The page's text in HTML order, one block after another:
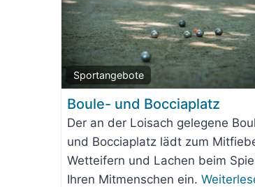
Sportangebote
Boule- und Bocciaplatz
Der an der Loisach gelegene
und Bocciaplatz lädt zum
Wetteifern und Lachen beim
Ihren Mitmenschen ein.